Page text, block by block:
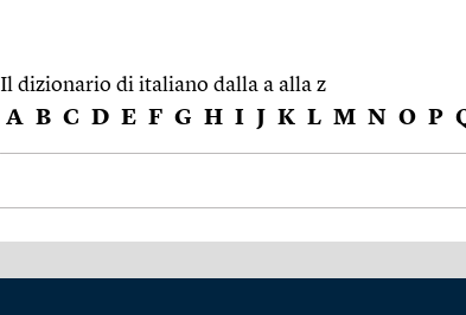
Il dizionario di italiano dalla a alla z
A B C D E F G H I J K L M N O P